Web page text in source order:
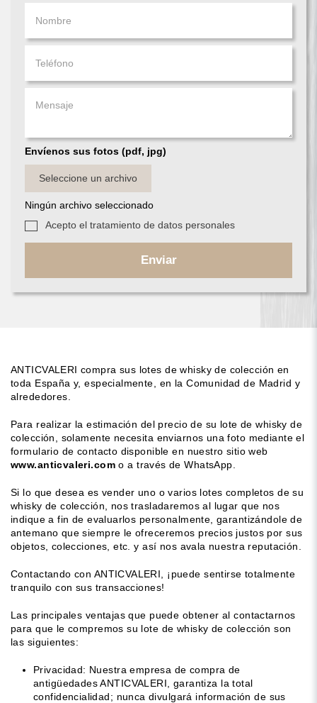
Envíenos sus fotos (pdf, jpg)
Seleccione un archivo
Ningún archivo seleccionado
Acepto el tratamiento de datos personales
Enviar
ANTICVALERI compra sus lotes de whisky de colección en
toda España y, especialmente, en la Comunidad de Madrid y
alrededores.
Para realizar la estimación del precio de su lote de whisky de
colección, solamente necesita enviarnos una foto mediante el
formulario de contacto disponible en nuestro sitio web
www.anticvaleri.como a través de WhatsApp.
Si lo que desea es vender uno o varios lotes completos de su
whisky de colección, nos trasladaremos al lugar que nos
indique a fin de evaluarlos personalmente, garantizándole de
antemano que siempre le ofreceremos precios justos por sus
objetos, colecciones, etc. y así nos avala nuestra reputación.
Contactando con ANTICVALERI, ¡puede sentirse totalmente
tranquilo con sus transacciones!
Las principales ventajas que puede obtener al contactarnos
para que le compremos su lote de whisky de colección son
las siguientes:
Privacidad: Nuestra empresa de compra de
antigüedades ANTICVALERI, garantiza la total
confidencialidad; nunca divulgará información de sus